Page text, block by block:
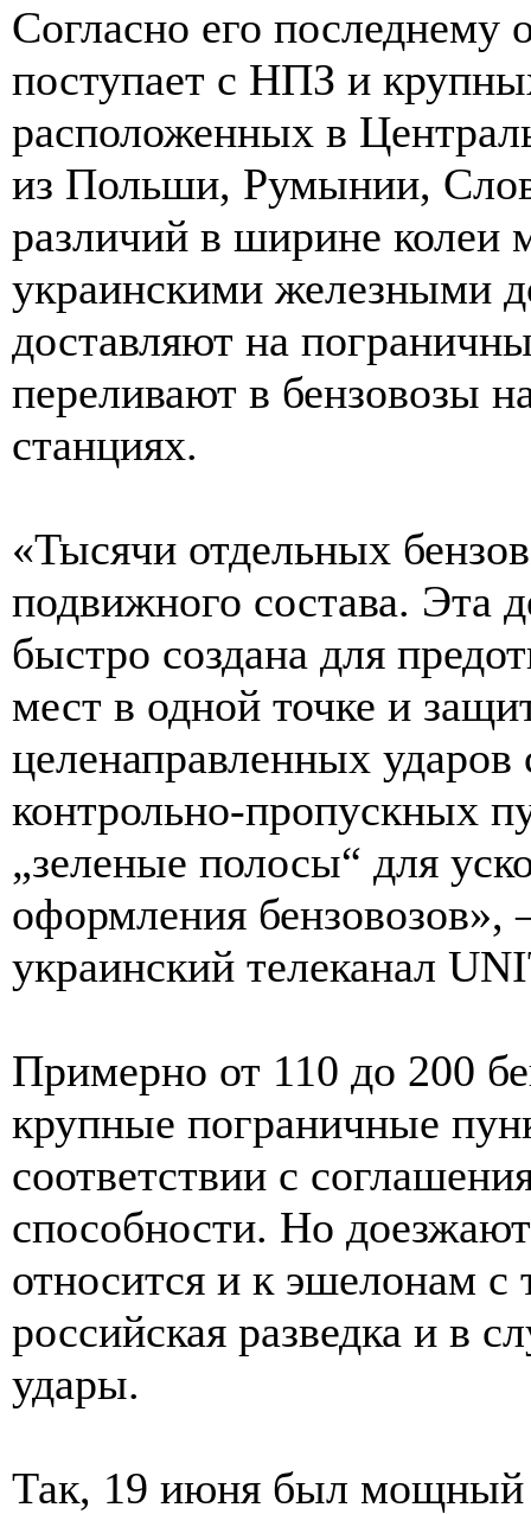
Согласно его последнему
поступает с НПЗ и
расположенных в
из Польши, Румынии,
различий в ширине колеи
украинскими железными
доставляют на
переливают в бензовозы
станциях.
«Тысячи отдельных
подвижного состава. Эта
быстро создана для
мест в одной точке и
целенаправленных
контрольно-пропускных
„зеленые полосы“ для
оформления
украинский телеканал
Примерно от 110 до 200
крупные пограничные
соответствии с
способности. Но
относится и к эшелонам
российская разведка и в
удары.
Так, 19 июня был мощный